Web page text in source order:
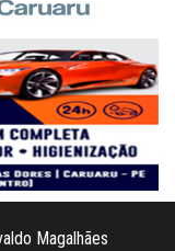
Magalhães